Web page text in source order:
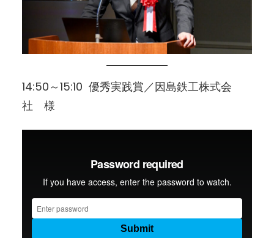
14:50～15:10 優秀実践賞／因島鉄工株式会
社 様